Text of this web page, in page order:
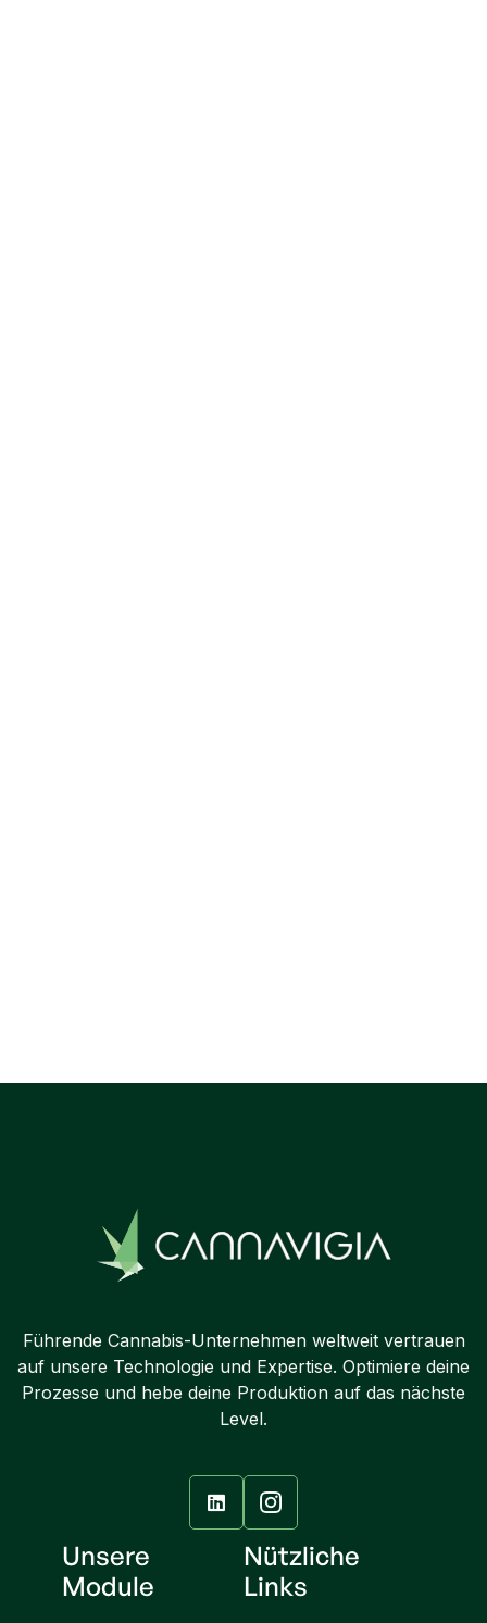
Führende Cannabis-Unternehmen weltweit vertrauen
auf unsere Technologie und Expertise. Optimiere deine
Prozesse und hebe deine Produktion auf das nächste
Level.

Unsere
Module
Nützliche
Links